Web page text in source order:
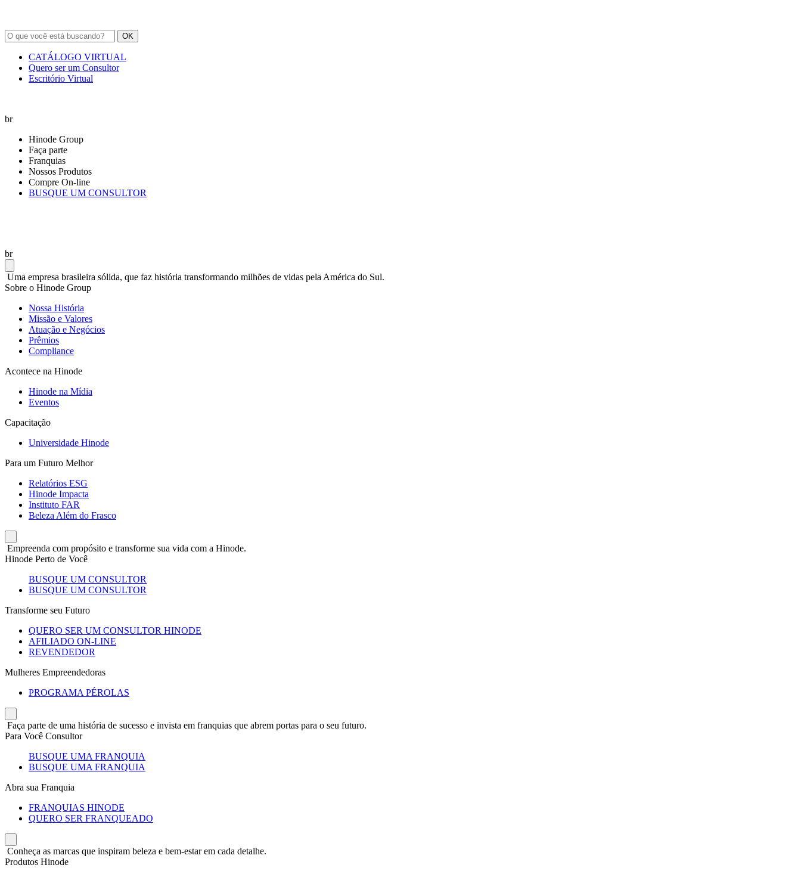
OK
CATÁLOGO VIRTUAL
Quero ser um Consultor
Escritório Virtual
br
Hinode Group
Faça parte
Franquias
Nossos Produtos
Compre On-line
BUSQUE UM CONSULTOR
br
Uma empresa brasileira sólida, que faz história transformando milhões de vidas pela América do Sul.
Sobre o Hinode Group
Nossa História
Missão e Valores
Atuação e Negócios
Prêmios
Compliance
Acontece na Hinode
Hinode na Mídia
Eventos
Capacitação
Universidade Hinode
Para um Futuro Melhor
Relatórios ESG
Hinode Impacta
Instituto FAR
Beleza Além do Frasco
Empreenda com propósito e transforme sua vida com a Hinode.
Hinode Perto de Você
BUSQUE UM CONSULTOR
BUSQUE UM CONSULTOR
Transforme seu Futuro
QUERO SER UM CONSULTOR HINODE
AFILIADO ON-LINE
REVENDEDOR
Mulheres Empreendedoras
PROGRAMA PÉROLAS
Faça parte de uma história de sucesso e invista em franquias que abrem portas para o seu futuro.
Para Você Consultor
BUSQUE UMA FRANQUIA
BUSQUE UMA FRANQUIA
Abra sua Franquia
FRANQUIAS HINODE
QUERO SER FRANQUEADO
Conheça as marcas que inspiram beleza e bem-estar em cada detalhe.
Produtos Hinode